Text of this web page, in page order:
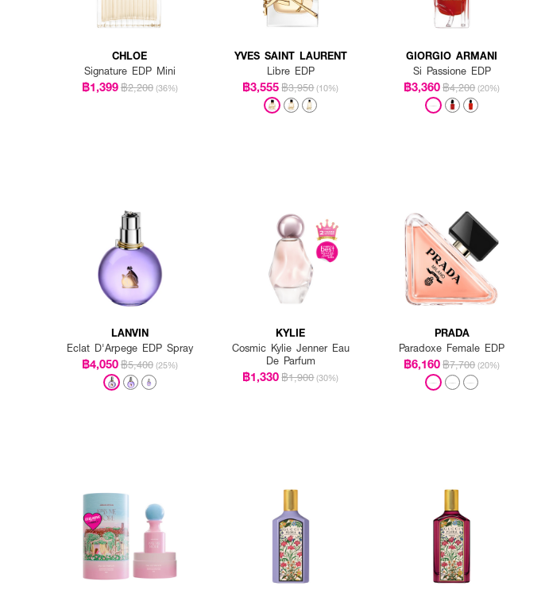
CHLOE
Signature EDP Mini
฿1,399฿2,200 (36%)
YVES SAINT LAURENT
Libre EDP
฿3,555฿3,950 (10%)
GIORGIO ARMANI
Si Passione EDP
฿3,360฿4,200 (20%)
LANVIN
Eclat D'Arpege EDP Spray
฿4,050฿5,400 (25%)
KYLIE
Cosmic Kylie Jenner Eau
De Parfum
฿1,330฿1,900 (30%)
PRADA
Paradoxe Female EDP
฿6,160฿7,700 (20%)